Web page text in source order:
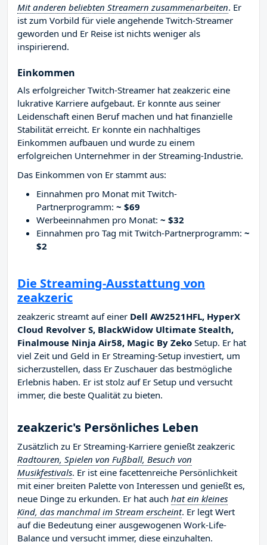
Mit anderen beliebten Streamern zusammenarbeiten. Er
ist zum Vorbild für viele angehende Twitch-Streamer
geworden und Er Reise ist nichts weniger als
inspirierend.
Einkommen
Als erfolgreicher Twitch-Streamer hat zeakzeric eine
lukrative Karriere aufgebaut. Er konnte aus seiner
Leidenschaft einen Beruf machen und hat finanzielle
Stabilität erreicht. Er konnte ein nachhaltiges
Einkommen aufbauen und wurde zu einem
erfolgreichen Unternehmer in der Streaming-Industrie.
Das Einkommen von Er stammt aus:
Einnahmen pro Monat mit Twitch-
Partnerprogramm: ~ $69
Werbeeinnahmen pro Monat: ~ $32
Einnahmen pro Tag mit Twitch-Partnerprogramm: ~
$2
Die Streaming-Ausstattung von
zeakzeric
zeakzeric streamt auf einer Dell AW2521HFL, HyperX
Cloud Revolver S, BlackWidow Ultimate Stealth,
Finalmouse Ninja Air58, Magic By Zeko Setup. Er hat
viel Zeit und Geld in Er Streaming-Setup investiert, um
sicherzustellen, dass Er Zuschauer das bestmögliche
Erlebnis haben. Er ist stolz auf Er Setup und versucht
immer, die beste Qualität zu bieten.
zeakzeric's Persönliches Leben
Zusätzlich zu Er Streaming-Karriere genießt zeakzeric
Radtouren, Spielen von Fußball, Besuch von
Musikfestivals. Er ist eine facettenreiche Persönlichkeit
mit einer breiten Palette von Interessen und genießt es,
neue Dinge zu erkunden. Er hat auch hat ein kleines
Kind, das manchmal im Stream erscheint. Er legt Wert
auf die Bedeutung einer ausgewogenen Work-Life-
Balance und versucht immer, diese einzuhalten.